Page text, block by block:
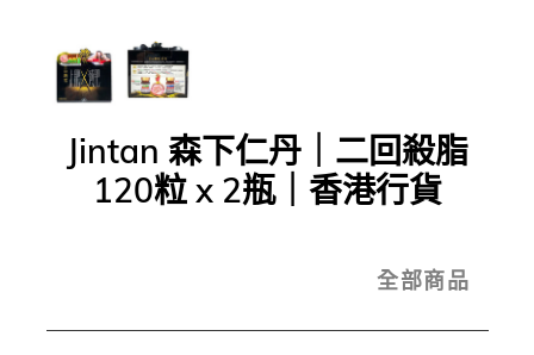
Jintan 森下仁丹｜二回殺脂
120粒 x 2瓶｜香港行貨
全部商品